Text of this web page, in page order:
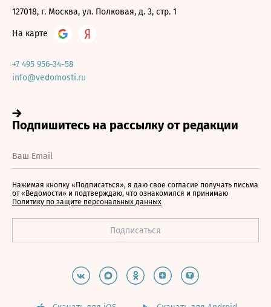
127018, г. Москва, ул. Полковая, д. 3, стр. 1
На карте
+7 495 956-34-58
info@vedomosti.ru
Нажимая кнопку «Подписаться», я даю свое согласие получать письма
от «Ведомости» и подтверждаю, что ознакомился и принимаю
Политику по защите персональных данных